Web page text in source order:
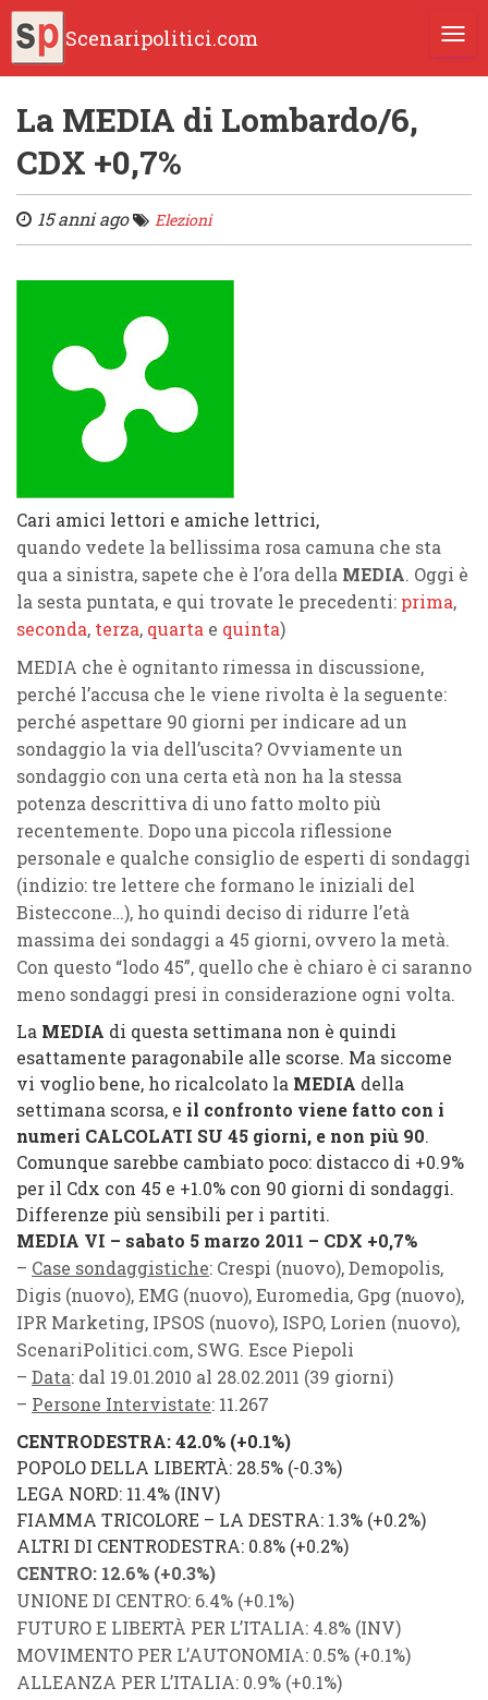
Scenaripolitici.com
La MEDIA di Lombardo/6,
CDX +0,7%
15 anni ago Elezioni
Cari amici lettori e amiche lettrici,
quando vedete la bellissima rosa camuna che sta
qua a sinistra, sapete che è l’ora della MEDIA. Oggi è
la sesta puntata, e qui trovate le precedenti: prima,
seconda, terza, quarta e quinta)
MEDIA che è ognitanto rimessa in discussione,
perché l’accusa che le viene rivolta è la seguente:
perché aspettare 90 giorni per indicare ad un
sondaggio la via dell’uscita? Ovviamente un
sondaggio con una certa età non ha la stessa
potenza descrittiva di uno fatto molto più
recentemente. Dopo una piccola riflessione
personale e qualche consiglio de esperti di sondaggi
(indizio: tre lettere che formano le iniziali del
Bisteccone…), ho quindi deciso di ridurre l’età
massima dei sondaggi a 45 giorni, ovvero la metà.
Con questo “lodo 45”, quello che è chiaro è ci saranno
meno sondaggi presi in considerazione ogni volta.
La MEDIA di questa settimana non è quindi
esattamente paragonabile alle scorse. Ma siccome
vi voglio bene, ho ricalcolato la MEDIA della
settimana scorsa, e il confronto viene fatto con i
numeri CALCOLATI SU 45 giorni, e non più 90.
Comunque sarebbe cambiato poco: distacco di +0.9%
per il Cdx con 45 e +1.0% con 90 giorni di sondaggi.
Differenze più sensibili per i partiti.
MEDIA VI – sabato 5 marzo 2011 – CDX +0,7%
– Case sondaggistiche: Crespi (nuovo), Demopolis,
Digis (nuovo), EMG (nuovo), Euromedia, Gpg (nuovo),
IPR Marketing, IPSOS (nuovo), ISPO, Lorien (nuovo),
ScenariPolitici.com, SWG. Esce Piepoli
– Data: dal 19.01.2010 al 28.02.2011 (39 giorni)
– Persone Intervistate: 11.267
CENTRODESTRA: 42.0% (+0.1%)
POPOLO DELLA LIBERTÀ: 28.5% (-0.3%)
LEGA NORD: 11.4% (INV)
FIAMMA TRICOLORE – LA DESTRA: 1.3% (+0.2%)
ALTRI DI CENTRODESTRA: 0.8% (+0.2%)
CENTRO: 12.6% (+0.3%)
UNIONE DI CENTRO: 6.4% (+0.1%)
FUTURO E LIBERTÀ PER L’ITALIA: 4.8% (INV)
MOVIMENTO PER L’AUTONOMIA: 0.5% (+0.1%)
ALLEANZA PER L’ITALIA: 0.9% (+0.1%)